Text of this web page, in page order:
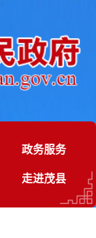
政务服务
走进茂县